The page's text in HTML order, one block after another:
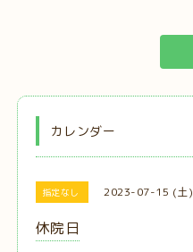
カレンダー
指定なし 2023-07-15 (土)
休院日